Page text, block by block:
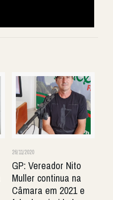
26/11/2020
GP: Vereador Nito
Muller continua na
Câmara em 2021 e